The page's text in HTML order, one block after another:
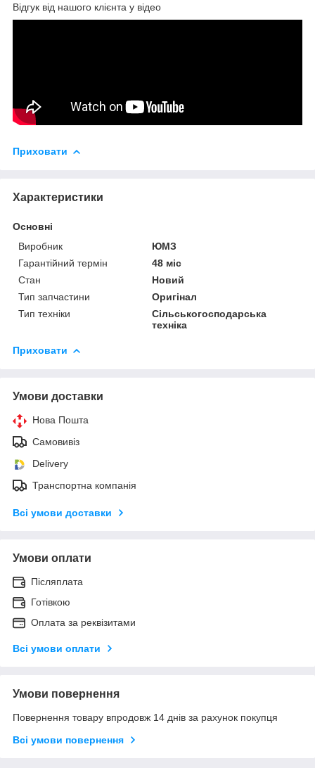
Відгук від нашого клієнта у відео
Приховати
Характеристики
Основні
Виробник
ЮМЗ
Гарантійний термін
48 міс
Стан
Новий
Тип запчастини
Оригінал
Тип техніки
Сільськогосподарська
техніка
Приховати
Умови доставки
Нова Пошта
Самовивіз
Delivery
Транспортна компанія
Всі умови доставки
Умови оплати
Післяплата
Готівкою
Оплата за реквізитами
Всі умови оплати
Умови повернення
Повернення товару впродовж 14 днів за рахунок покупця
Всі умови повернення